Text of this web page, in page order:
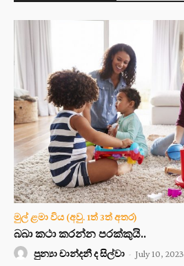
මුල් ළමා විය (අවු. 1ත් 3ත් අතර)
බබා කථා කරන්න පරක්කුයි..
පුන්‍යා චාන්දනී ද සිල්වා - July 10, 2023